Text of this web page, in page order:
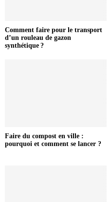
Comment faire pour le transport
d’un rouleau de gazon
synthétique ?
Faire du compost en ville :
pourquoi et comment se lancer ?